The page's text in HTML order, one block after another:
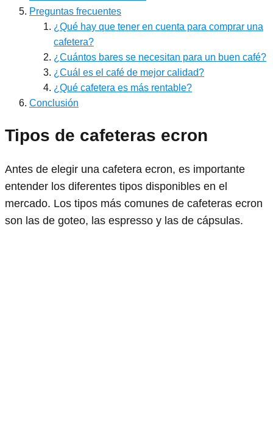
Preguntas frecuentes
¿Qué hay que tener en cuenta para comprar una
cafetera?
¿Cuántos bares se necesitan para un buen café?
¿Cuál es el café de mejor calidad?
¿Qué cafetera es más rentable?
Conclusión
Tipos de cafeteras ecron
Antes de elegir una cafetera ecron, es importante
entender los diferentes tipos disponibles en el
mercado. Los tipos más comunes de cafeteras ecron
son las de goteo, las espresso y las de cápsulas.